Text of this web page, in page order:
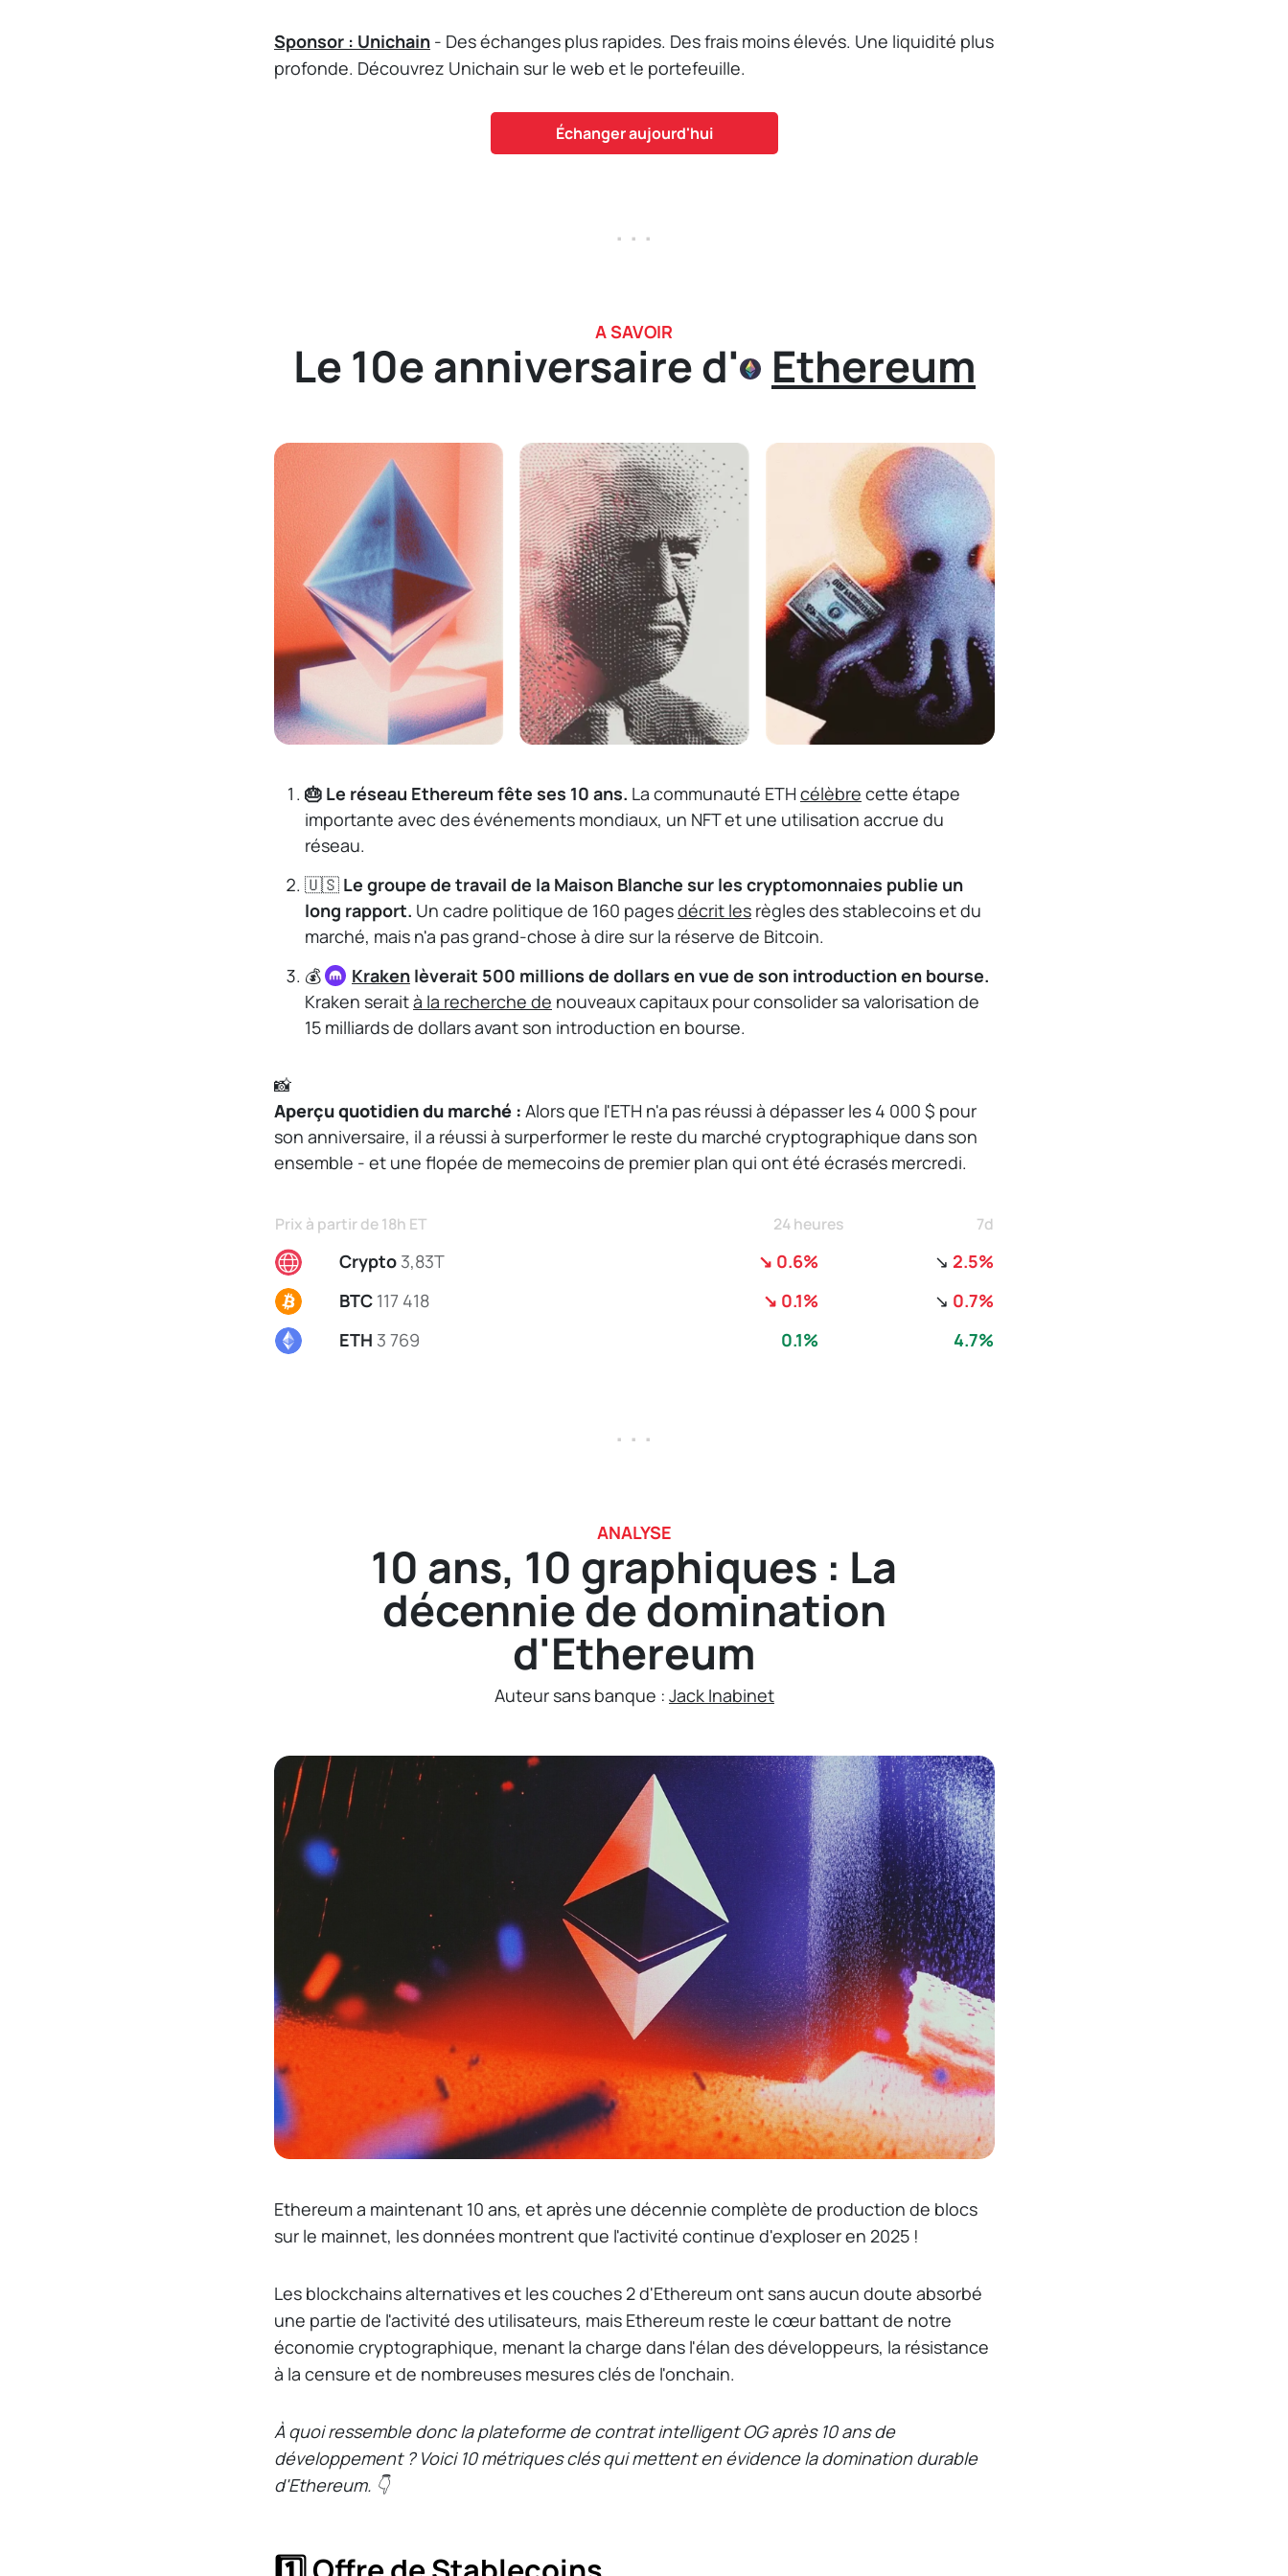
Sponsor : Unichain- Des échanges plus rapides. Des frais moins élevés. Une liquidité plus
profonde. Découvrez Unichain sur le web et le portefeuille.
Échanger aujourd'hui
. . .
A SAVOIR
Le 10e anniversaire d' Ethereum
🎂 Le réseau Ethereum fête ses 10 ans. La communauté ETH célèbre cette étape
importante avec des événements mondiaux, un NFT et une utilisation accrue du
réseau.
🇺🇸 Le groupe de travail de la Maison Blanche sur les cryptomonnaies publie un
long rapport. Un cadre politique de 160 pagesdécrit lesrègles des stablecoins et du
marché, mais n'a pas grand-chose à dire sur la réserve de Bitcoin.
💰
Krakenlèverait 500 millions de dollars en vue de son introduction en bourse.
Kraken seraità la recherche de nouveaux capitaux pour consolider sa valorisation de
15 milliards de dollars avant son introduction en bourse.
📸
Aperçu quotidien du marché : Alors que l'ETH n'a pas réussi à dépasser les 4 000 $ pour
son anniversaire, il a réussi à surperformer le reste du marché cryptographique dans son
ensemble - et une flopée de memecoins de premier plan qui ont été écrasés mercredi.
Prix à partir de 18h ET 24 heures 7d
Crypto 3,83T ↘ 0.6% ↘ 2.5%
BTC 117 418 ↘ 0.1% ↘ 0.7%
ETH 3 769 0.1% 4.7%
. . .
ANALYSE
10 ans, 10 graphiques : La
décennie de domination
d'Ethereum
Auteur sans banque : Jack Inabinet
Ethereum a maintenant 10 ans, et après une décennie complète de production de blocs
sur le mainnet, les données montrent que l'activité continue d'exploser en 2025 !
Les blockchains alternatives et les couches 2 d'Ethereum ont sans aucun doute absorbé
une partie de l'activité des utilisateurs, mais Ethereum reste le cœur battant de notre
économie cryptographique, menant la charge dans l'élan des développeurs, la résistance
à la censure et de nombreuses mesures clés de l'onchain.
À quoi ressemble donc la plateforme de contrat intelligent OG après 10 ans de
développement ? Voici 10 métriques clés qui mettent en évidence la domination durable
d'Ethereum. 👇